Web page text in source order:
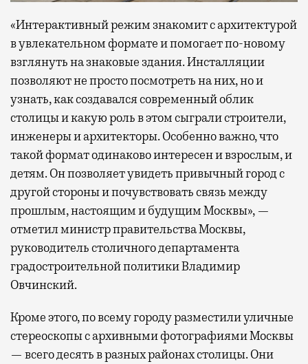
«Интерактивный режим знакомит с архитектурой
в увлекательном формате и помогает по-новому
взглянуть на знаковые здания. Инсталляции
позволяют не просто посмотреть на них, но и
узнать, как создавался современный облик
столицы и какую роль в этом сыграли строители,
инженеры и архитекторы. Особенно важно, что
такой формат одинаково интересен и взрослым, и
детям. Он позволяет увидеть привычный город с
другой стороны и почувствовать связь между
прошлым, настоящим и будущим Москвы», —
отметил министр правительства Москвы,
руководитель столичного департамента
градостроительной политики Владимир
Овчинский.
Кроме этого, по всему городу разместили уличные
стереоскопы с архивными фотографиями Москвы
— всего десять в разных районах столицы. Они